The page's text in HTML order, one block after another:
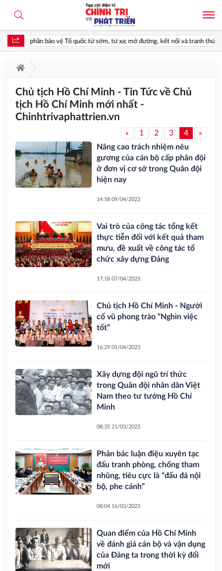
phần bảo vệ Tổ quốc từ sớm, từ xa; mở đường, kết nối và tranh thủ nguồn
Chủ tịch Hồ Chí Minh - Tin Tức về Chủ
tịch Hồ Chí Minh mới nhất -
Chinhtrivaphattrien.vn
« 1 2 3 4
»
Nâng cao trách nhiệm nêu
gương của cán bộ cấp phân đội
ở đơn vị cơ sở trong Quân đội
hiện nay
14:58 09/04/2023
Vai trò của công tác tổng kết
thực tiễn đối với kết quả tham
mưu, đề xuất về công tác tổ
chức xây dựng Đảng
17:18 07/04/2023
Chủ tịch Hồ Chí Minh - Người
cổ vũ phong trào “Nghìn việc
tốt”
16:29 01/04/2023
Xây dựng đội ngũ trí thức
trong Quân đội nhân dân Việt
Nam theo tư tưởng Hồ Chí
Minh
08:35 21/03/2023
Phản bác luận điệu xuyên tạc
đấu tranh phòng, chống tham
nhũng, tiêu cực là “đấu đá nội
bộ, phe cánh”
08:04 16/03/2023
Quan điểm của Hồ Chí Minh
về đánh giá cán bộ và vận dụng
của Đảng ta trong thời kỳ đổi
mới